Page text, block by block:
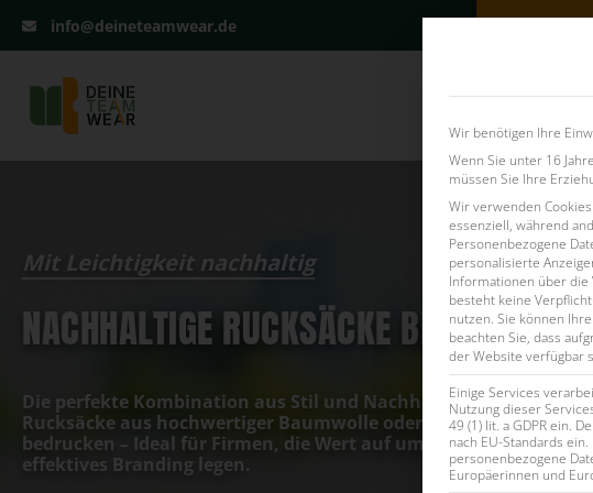
info@deineteamwear.de
Mit Leichtigkeit nachhaltig
NACHHALTIGE RUCKSÄCKE BEDRUCKEN
Die perfekte Kombination aus Stil und Nachhaltigkeit? Unsere
Rucksäcke aus hochwertiger Baumwolle oder recyceltem PET!
bedrucken – Ideal für Firmen, die Wert auf umweltfreundliche
effektives Branding legen.
Wir benötigen Ihre
Wenn Sie unter 16
müssen Sie Ihre
Wir verwenden
essenziell, während
Personenbezogene
personalisierte
Informationen über die
besteht keine
nutzen. Sie können
beachten Sie, dass
der Website verfügbar
Einige Services
Nutzung dieser
49 (1) lit. a GDPR ein.
nach EU-Standards
personenbezogene
Europäerinnen und